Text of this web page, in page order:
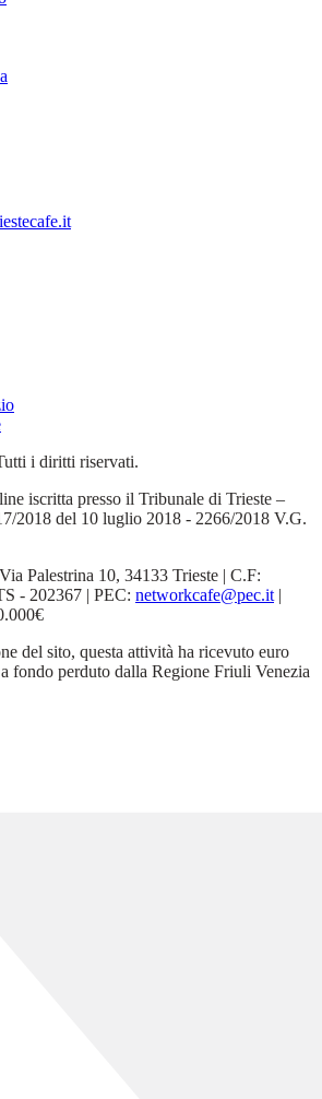
i diritti riservati.
iscritta presso il Tribunale di Trieste –
2018 del 10 luglio 2018 - 2266/2018 V.G.
Palestrina 10, 34133 Trieste | C.F:
- 202367 | PEC: networkcafe@pec.it |
del sito, questa attività ha ricevuto euro
fondo perduto dalla Regione Friuli Venezia